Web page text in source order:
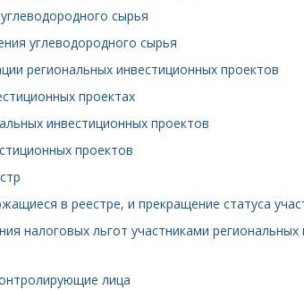
сырья
углеводородного сырья
региональных инвестиционных проектов
проектах
инвестиционных проектов
проектов
в реестре, и прекращение статуса
налоговых льгот участниками
лица